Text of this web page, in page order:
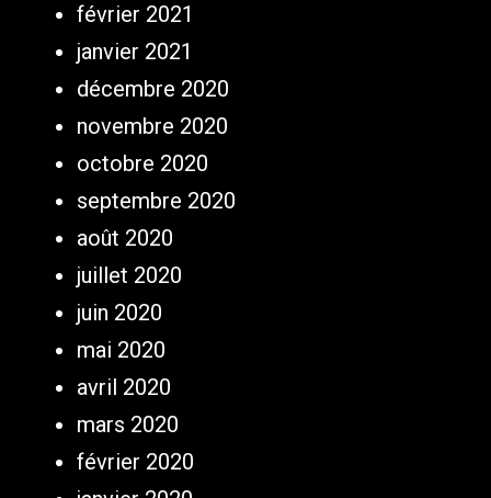
février 2021
janvier 2021
décembre 2020
novembre 2020
octobre 2020
septembre 2020
août 2020
juillet 2020
juin 2020
mai 2020
avril 2020
mars 2020
février 2020